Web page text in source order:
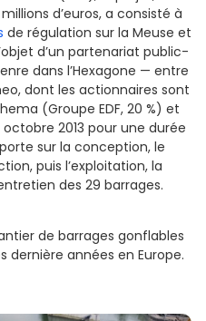
d’euros, a consisté à
de régulation sur la Meuse et
d’un partenariat public-
dans l’Hexagone — entre
dont les actionnaires sont
(Groupe EDF, 20 %) et
2013 pour une durée
sur la conception, le
puis l’exploitation, la
des 29 barrages.
de barrages gonflables
dernière années en Europe.